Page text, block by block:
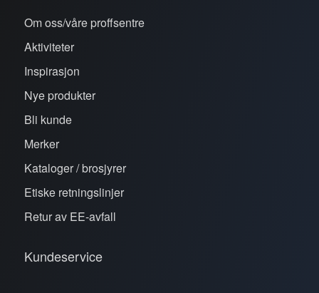
Om oss/våre proffsentre
Aktiviteter
Inspirasjon
Nye produkter
Bli kunde
Merker
Kataloger / brosjyrer
Etiske retningslinjer
Retur av EE-avfall
Kundeservice